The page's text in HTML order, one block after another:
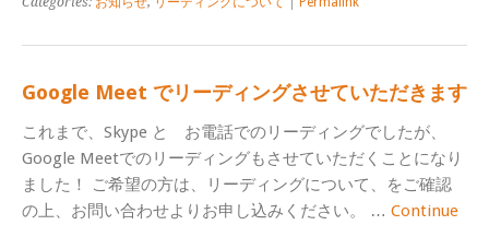
Google Meet でリーディングさせていただきます
これまで、Skype と お電話でのリーディングでしたが、
Google Meetでのリーディングもさせていただくことになり
ました！ ご希望の方は、リーディングについて、をご確認
の上、お問い合わせよりお申し込みください。 … Continue